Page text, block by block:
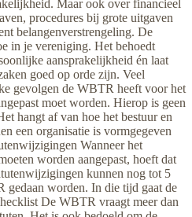
Maar ook over financieel
procedures bij grote uitgaven
belangenverstrengeling. De
in je vereniging. Het behoedt
aansprakelijkheid én laat
goed op orde zijn. Veel
gevolgen de WBTR heeft voor het
moet worden. Hierop is geen
hangt af van hoe het bestuur en
een organisatie is vormgegeven
Wanneer het
worden aangepast, hoeft dat
kunnen nog tot 5
gedaan worden. In die tijd gaat de
De WBTR vraagt meer dan